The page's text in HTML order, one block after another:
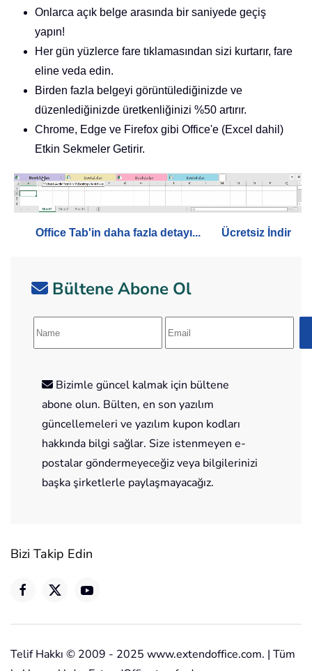
Onlarca açık belge arasında bir saniyede geçiş
yapın!
Her gün yüzlerce fare tıklamasından sizi kurtarır, fare
eline veda edin.
Birden fazla belgeyi görüntülediğinizde ve
düzenlediğinizde üretkenliğinizi %50 artırır.
Chrome, Edge ve Firefox gibi Office'e (Excel dahil)
Etkin Sekmeler Getirir.
Office Tab'in daha fazla detayı... Ücretsiz İndir
Bültene Abone Ol
Bizimle güncel kalmak için bültene
abone olun. Bülten, en son yazılım
güncellemeleri ve yazılım kupon kodları
hakkında bilgi sağlar. Size istenmeyen e-
postalar göndermeyeceğiz veya bilgilerinizi
başka şirketlerle paylaşmayacağız.
Bizi Takip Edin
Telif Hakkı © 2009 - 2025 www.extendoffice.com. | Tüm